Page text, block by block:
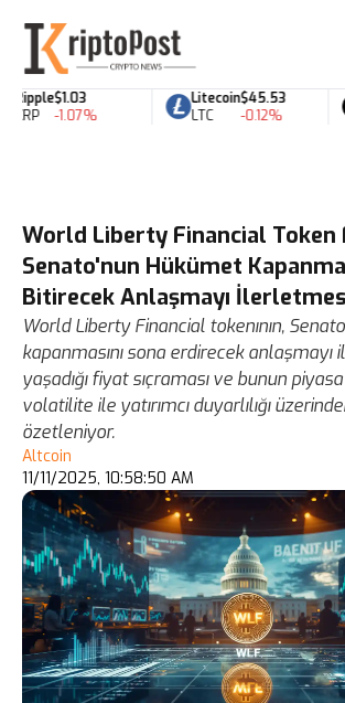
Ripple
XRP
$1.03
-1.07%
Litecoin
LTC
$45.53
-0.12%
World Liberty Financial Token
Senato'nun Hükümet
Bitirecek Anlaşmayı
World Liberty Financial tokenının,
kapanmasını sona erdirecek
yaşadığı fiyat sıçraması ve bunun
volatilite ile yatırımcı duyarlılığı
özetleniyor.
Altcoin
11/11/2025, 10:58:50 AM